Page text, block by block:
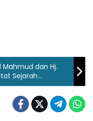
dan Hj.
Sejarah
di Sulbar